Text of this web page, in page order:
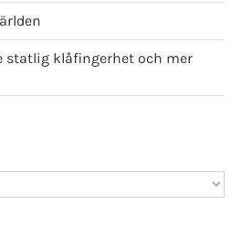
statlig klåfingerhet och mer